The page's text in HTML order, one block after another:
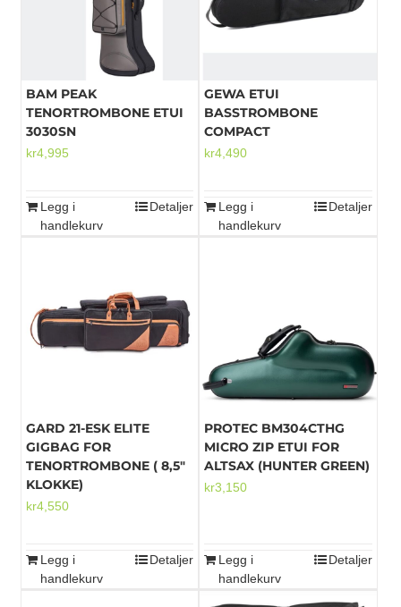
BAM PEAK
TENORTROMBONE ETUI
3030SN
kr4,995
Legg i
handlekurv
Detaljer
GEWA ETUI
BASSTROMBONE
COMPACT
kr4,490
Legg i
handlekurv
Detaljer
GARD 21-ESK ELITE
GIGBAG FOR
TENORTROMBONE ( 8,5″
KLOKKE)
kr4,550
Legg i
handlekurv
Detaljer
PROTEC BM304CTHG
MICRO ZIP ETUI FOR
ALTSAX (HUNTER GREEN)
kr3,150
Legg i
handlekurv
Detaljer